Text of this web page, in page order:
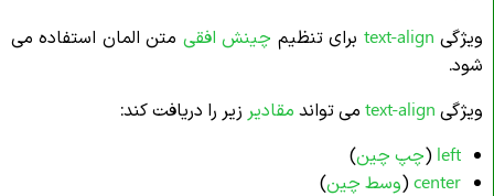
ویژگی text-align برای تنظیم چینش افقی متن المان استفاده می
شود.
ویژگی text-align می‌ تواند مقادیر زیر را دریافت کند:
left
(چپ چین)
center
(وسط چین)